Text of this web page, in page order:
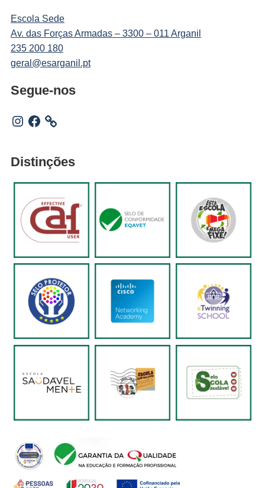
Escola Sede
Av. das Forças Armadas – 3300 – 011 Arganil
235 200 180
geral@esarganil.pt
Segue-nos
Instagram
Facebook
Distinções